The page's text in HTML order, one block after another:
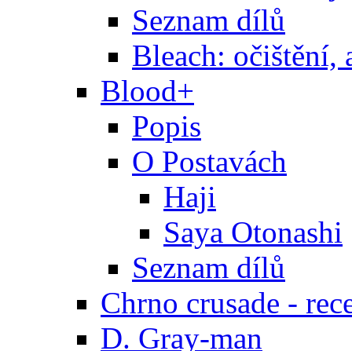
Seznam dílů
Bleach: očištění,
Blood+
Popis
O Postavách
Haji
Saya Otonashi
Seznam dílů
Chrno crusade -
D. Gray-man